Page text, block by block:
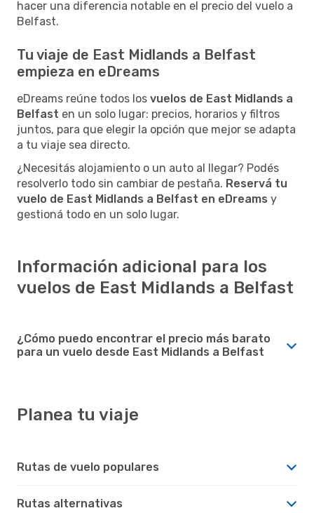
hacer una diferencia notable en el precio del vuelo a
Belfast.
Tu viaje de East Midlands a Belfast
empieza en eDreams
eDreams reúne todos los vuelos de East Midlands a
Belfast en un solo lugar: precios, horarios y filtros
juntos, para que elegir la opción que mejor se adapta
a tu viaje sea directo.
¿Necesitás alojamiento o un auto al llegar? Podés
resolverlo todo sin cambiar de pestaña. Reservá tu
vuelo de East Midlands a Belfast en eDreams y
gestioná todo en un solo lugar.
Información adicional para los
vuelos de East Midlands a Belfast
¿Cómo puedo encontrar el precio más barato
para un vuelo desde East Midlands a Belfast
Planea tu viaje
Rutas de vuelo populares
Rutas alternativas